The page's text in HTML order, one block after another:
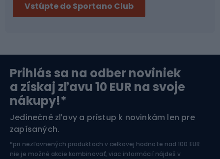
Bikepacking
Orientačný beh
Cyklistické prilby
Lyžovanie
Športová elektronika
Jazdectvo
Vstúpte do Sportano Club
Prihlás sa na odber noviniek
a získaj zľavu 10 EUR na svoje
nákupy!*
Jedinečné zľavy a prístup k novinkám len pre
zapísaných.
*pri nezľavnených produktoch v celkovej hodnote nad 100 EUR
nie je možné akcie kombinovať, viac informácií nájdeš v